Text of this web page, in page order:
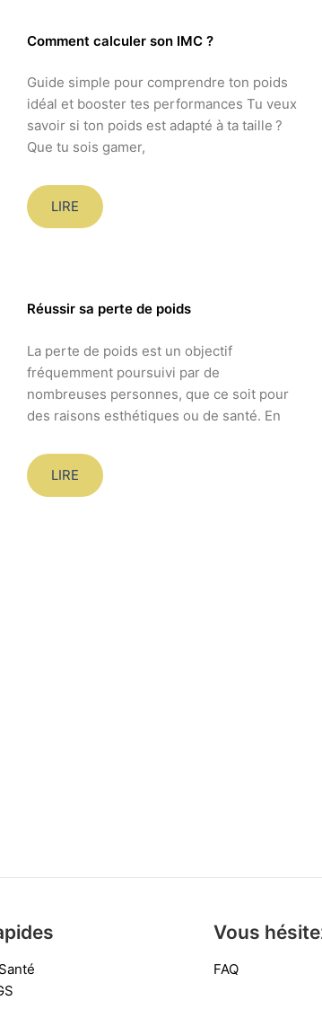
Comment calculer son IMC ?
Guide simple pour comprendre ton poids
idéal et booster tes performances Tu veux
savoir si ton poids est adapté à ta taille ?
Que tu sois gamer,
LIRE
Réussir sa perte de poids
La perte de poids est un objectif
fréquemment poursuivi par de
nombreuses personnes, que ce soit pour
des raisons esthétiques ou de santé. En
LIRE
Vous
FAQ